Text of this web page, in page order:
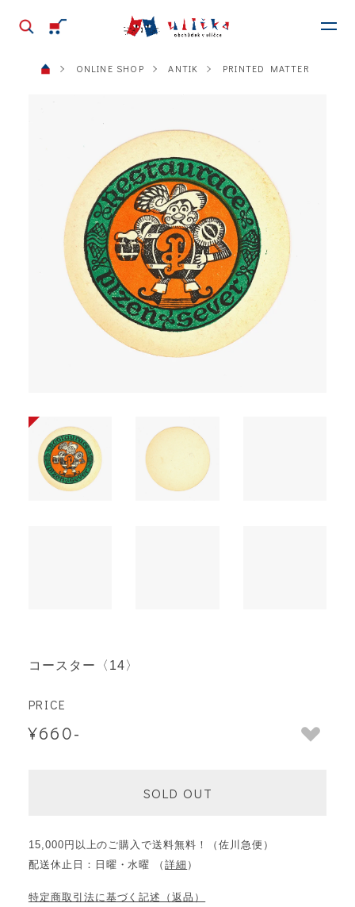
ONLINE SHOP ANTIK PRINTED MATTER
コースター〈14〉
PRICE
¥660-
SOLD OUT
15,000円以上のご購入で送料無料！（佐川急便）
配送休止日：日曜・水曜 （詳細 ）
特定商取引法に基づく記述（返品）